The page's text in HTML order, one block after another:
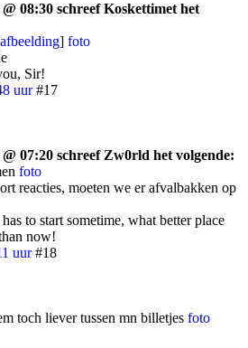
08:30 schreef Koskettimet het
afbeelding] foto
Sir!
uur #17
07:20 schreef Zw0rld het volgende:
foto
reacties, moeten we er afvalbakken op
to start sometime, what better place
now!
uur #18
toch liever tussen mn billetjes foto